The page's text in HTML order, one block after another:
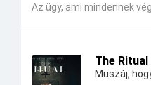
Az ügy, ami mindennek
The
Muszáj,